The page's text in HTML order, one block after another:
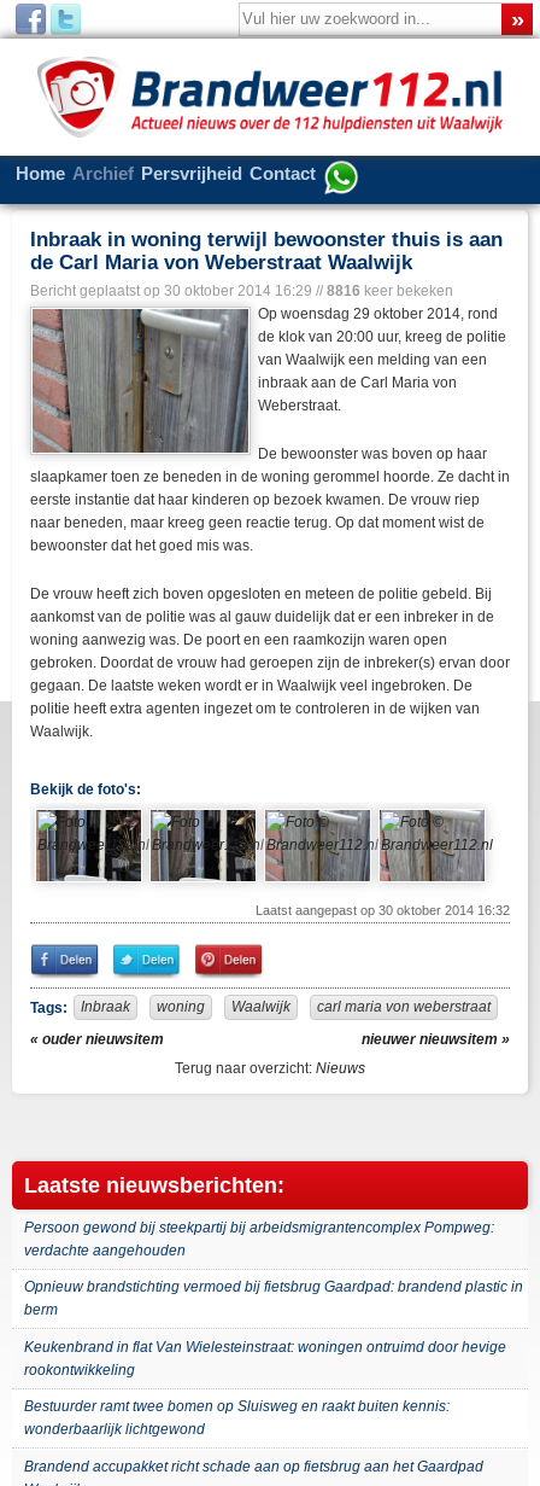
Home Archief Persvrijheid Contact
Inbraak in woning terwijl bewoonster thuis is aan
de Carl Maria von Weberstraat Waalwijk
Bericht geplaatst op 30 oktober 2014 16:29 // 8816 keer bekeken
Op woensdag 29 oktober 2014, rond
de klok van 20:00 uur, kreeg de politie
van Waalwijk een melding van een
inbraak aan de Carl Maria von
Weberstraat.
De bewoonster was boven op haar
slaapkamer toen ze beneden in de woning gerommel hoorde. Ze dacht in
eerste instantie dat haar kinderen op bezoek kwamen. De vrouw riep
naar beneden, maar kreeg geen reactie terug. Op dat moment wist de
bewoonster dat het goed mis was.
De vrouw heeft zich boven opgesloten en meteen de politie gebeld. Bij
aankomst van de politie was al gauw duidelijk dat er een inbreker in de
woning aanwezig was. De poort en een raamkozijn waren open
gebroken. Doordat de vrouw had geroepen zijn de inbreker(s) ervan door
gegaan. De laatste weken wordt er in Waalwijk veel ingebroken. De
politie heeft extra agenten ingezet om te controleren in de wijken van
Waalwijk.
Bekijk de foto's:
Laatst aangepast op 30 oktober 2014 16:32
Share
on
Facebook
Share
on
Twitter
Pin
It!
Tags: Inbraak woning Waalwijk
carl maria von weberstraat
« ouder nieuwsitem
nieuwer nieuwsitem »
Terug naar overzicht: Nieuws
Laatste nieuwsberichten:
Persoon gewond bij steekpartij bij arbeidsmigrantencomplex Pompweg:
verdachte aangehouden
Opnieuw brandstichting vermoed bij fietsbrug Gaardpad: brandend plastic in
berm
Keukenbrand in flat Van Wielesteinstraat: woningen ontruimd door hevige
rookontwikkeling
Bestuurder ramt twee bomen op Sluisweg en raakt buiten kennis:
wonderbaarlijk lichtgewond
Brandend accupakket richt schade aan op fietsbrug aan het Gaardpad